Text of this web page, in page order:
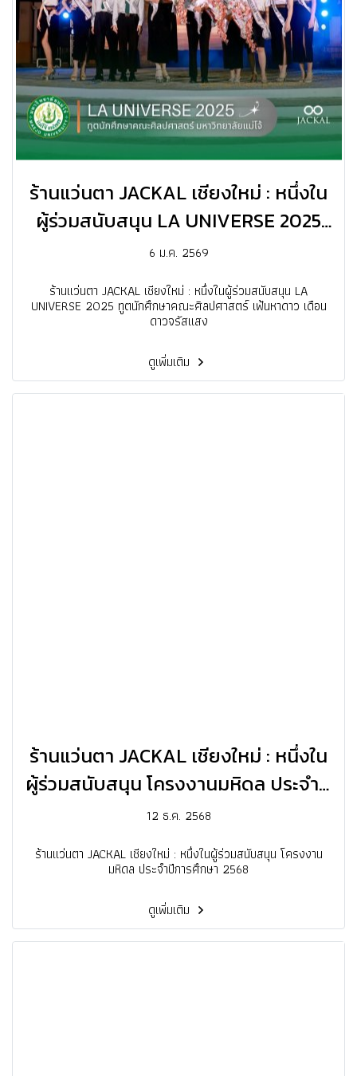
ร้านแว่นตา JACKAL เชียงใหม่ : หนึ่งใน
ผู้ร่วมสนับสนุน LA UNIVERSE 2025
ทูตนักศึกษาคณะศิลปศาสตร์ เฟ้นหา
ดาว เดือน ดาวจรัสแสง
6 ม.ค. 2569
ร้านแว่นตา JACKAL เชียงใหม่ : หนึ่งในผู้ร่วมสนับสนุน LA
UNIVERSE 2025 ทูตนักศึกษาคณะศิลปศาสตร์ เฟ้นหาดาว เดือน
ดาวจรัสแสง
ดูเพิ่มเติม
ร้านแว่นตา JACKAL เชียงใหม่ : หนึ่งใน
ผู้ร่วมสนับสนุน โครงงานมหิดล ประจำปี
การศึกษา 2568
12 ธ.ค. 2568
ร้านแว่นตา JACKAL เชียงใหม่ : หนึ่งในผู้ร่วมสนับสนุน โครงงาน
มหิดล ประจำปีการศึกษา 2568
ดูเพิ่มเติม